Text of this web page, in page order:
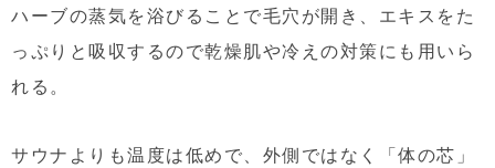
ハーブの蒸気を浴びることで毛穴が開き、エキスをた
っぷりと吸収するので乾燥肌や冷えの対策にも用いら
れる。
サウナよりも温度は低めで、外側ではなく「体の芯」